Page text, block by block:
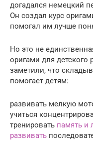
догадался немецкий
Он создал курс
помогал им лучше
Но это не
оригами для детского
заметили, что
помогает детям:
развивать мелкую
учиться
тренировать память и
развивать